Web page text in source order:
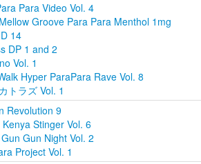
Para Video Vol. 4
Groove Para Para Menthol 1mg
14
DP 1 and 2
Vol. 1
Hyper ParaPara Rave Vol. 8
トラズ Vol. 1
Revolution 9
Stinger Vol. 6
Gun Night Vol. 2
Project Vol. 1